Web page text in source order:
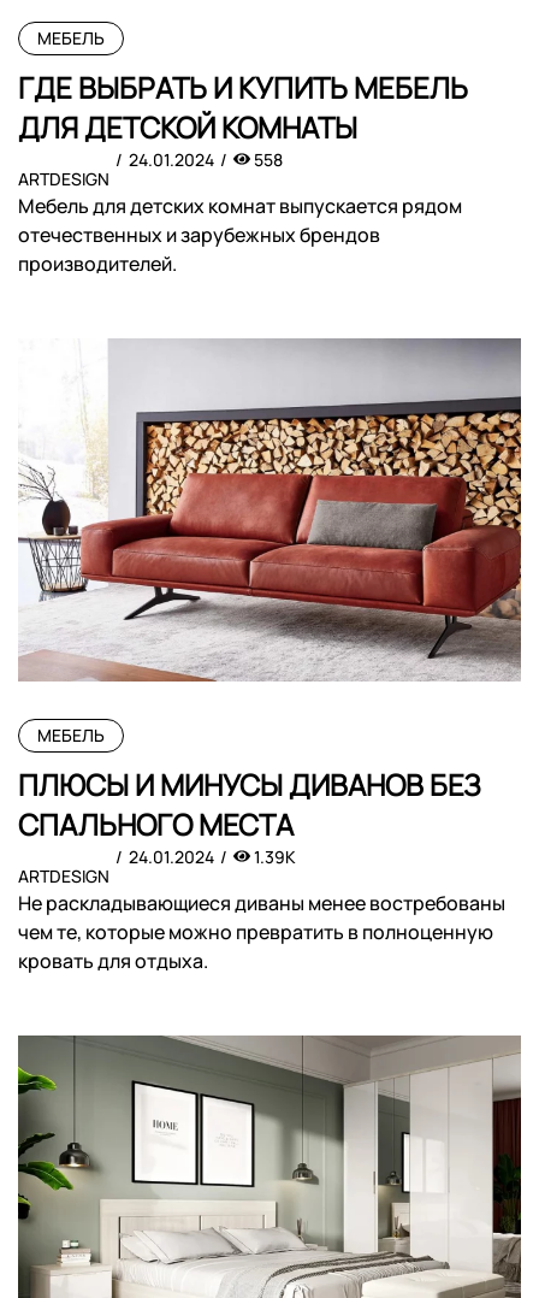
МЕБЕЛЬ
ГДЕ ВЫБРАТЬ И КУПИТЬ МЕБЕЛЬ
ДЛЯ ДЕТСКОЙ КОМНАТЫ
ARTDESIGN
24.01.2024 558
Мебель для детских комнат выпускается рядом
отечественных и зарубежных брендов
производителей.
МЕБЕЛЬ
ПЛЮСЫ И МИНУСЫ ДИВАНОВ БЕЗ
СПАЛЬНОГО МЕСТА
ARTDESIGN
24.01.2024 1.39K
Не раскладывающиеся диваны менее востребованы
чем те, которые можно превратить в полноценную
кровать для отдыха.